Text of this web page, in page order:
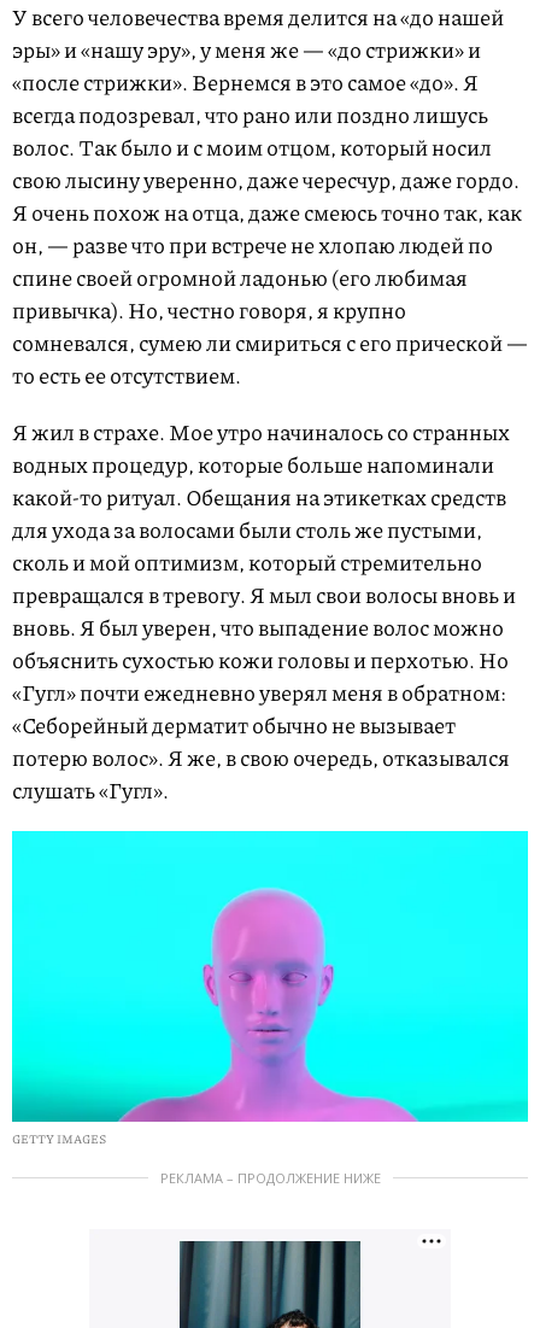
У всего человечества время делится на «до нашей
эры» и «нашу эру», у меня же — «до стрижки» и
«после стрижки». Вернемся в это самое «до». Я
всегда подозревал, что рано или поздно лишусь
волос. Так было и с моим отцом, который носил
свою лысину уверенно, даже чересчур, даже гордо.
Я очень похож на отца, даже смеюсь точно так, как
он, — разве что при встрече не хлопаю людей по
спине своей огромной ладонью (его любимая
привычка). Но, честно говоря, я крупно
сомневался, сумею ли смириться с его прической —
то есть ее отсутствием.
Я жил в страхе. Мое утро начиналось со странных
водных процедур, которые больше напоминали
какой-то ритуал. Обещания на этикетках средств
для ухода за волосами были столь же пустыми,
сколь и мой оптимизм, который стремительно
превращался в тревогу. Я мыл свои волосы вновь и
вновь. Я был уверен, что выпадение волос можно
объяснить сухостью кожи головы и перхотью. Но
«Гугл» почти ежедневно уверял меня в обратном:
«Себорейный дерматит обычно не вызывает
потерю волос». Я же, в свою очередь, отказывался
слушать «Гугл».
GETTY IMAGES
РЕКЛАМА – ПРОДОЛЖЕНИЕ НИЖЕ